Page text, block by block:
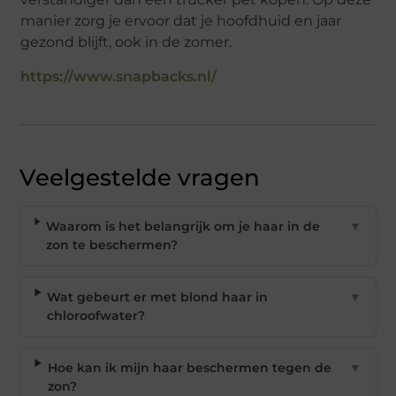
manier zorg je ervoor dat je hoofdhuid en jaar
gezond blijft, ook in de zomer.
https://www.snapbacks.nl/
Veelgestelde vragen
Waarom is het belangrijk om je haar in de
zon te beschermen?
▼
Wat gebeurt er met blond haar in
chloroofwater?
▼
Hoe kan ik mijn haar beschermen tegen de
zon?
▼